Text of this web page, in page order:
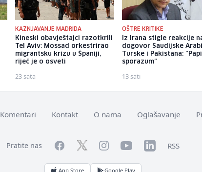
KAŽNJAVANJE MADRIDA
Kineski obavještajci razotkrili
Tel Aviv: Mossad orkestrirao
migrantsku krizu u Španiji,
riječ je o osveti
23 sata
OŠTRE KRITIKE
Iz Irana stigle reakcije
dogovor Saudijske
Turske i Pakistana:
sporazum"
13 sati
Komentari Kontakt O nama Oglašavanje
Pratite nas FacebookTwitterInstagramYouTubeLinkedInRSS
App Store Google Play